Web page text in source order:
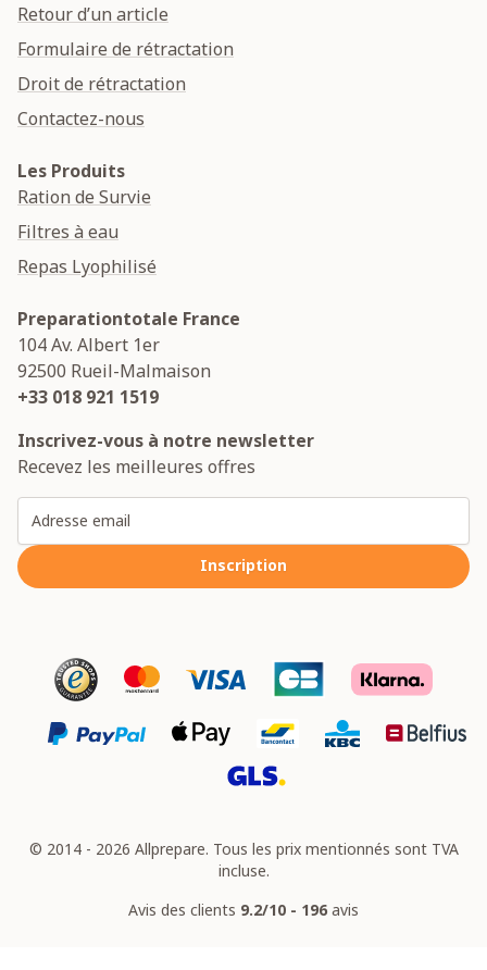
Retour d’un article
Formulaire de rétractation
Droit de rétractation
Contactez-nous
Les Produits
Ration de Survie
Filtres à eau
Repas Lyophilisé
Preparationtotale France
104 Av. Albert 1er
92500 Rueil-Malmaison
+33 018 921 1519
Inscrivez-vous à notre newsletter
Recevez les meilleures offres
Inscription
© 2014 - 2026 Allprepare. Tous les prix mentionnés sont TVA
incluse.
Avis des clients 9.2/10 - 196 avis